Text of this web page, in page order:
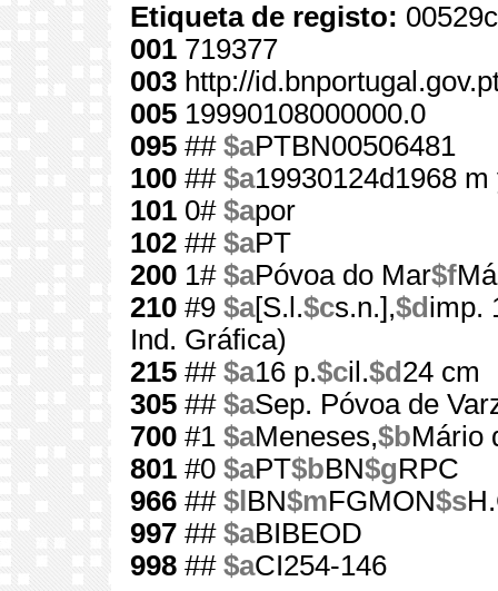
Etiqueta de registo:
001 719377
003 http://
005 19990108000000.0
095 ## $aPTBN00506481
100 ## $a19930124d1968
101 0# $apor
102 ## $aPT
200 1# $aPóvoa do Mar$f
210 #9 $a[S.l.$cs.n.],$d imp.
Ind. Gráfica)
215 ## $a16 p.$cil.$d 24 cm
305 ## $aSep. Póvoa de
700 #1 $aMeneses,$bMário
801 #0 $aPT$bBN$gRPC
966 ## $l BN$mFGMON$s
997 ## $aBIBEOD
998 ## $aCI254-146